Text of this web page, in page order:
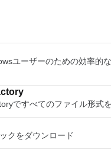
ログインに使用するのと同
WIN 7,8,8.1,10をサポートしま
and supports remote Telnet or SSH
then Tera Term is a
ビットの両方の仮想マシンを
を活用します。 サード
使用します。 ホストコンピ
を共有します。 幅広いホス
サポート。 USB 2.0デバイスのサポー
アプライアンス情報を取得
ンターフェイスを介して仮
Server仮
はMicrosoft Virtual PC仮想
them into the job queue. Features:
Apply filters and
Insert or extract audio
system Powerful
line interfaces
XviD, MPEG-4 ASP,
Audio encoders: AC-3, AAC,
AVI, MPEG-PS/TS,
ユーザーのための効率的
ですべてのファイル形式
クをダウンロード